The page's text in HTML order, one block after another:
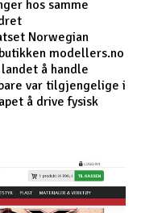
hos samme
Norwegian
modellers.no
å handle
var tilgjengelige i
å drive fysisk